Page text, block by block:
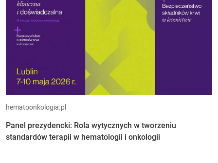
hematoonkologia.pl
Panel prezydencki: Rola wytycznych w tworzeniu
standardów terapii w hematologii i onkologii